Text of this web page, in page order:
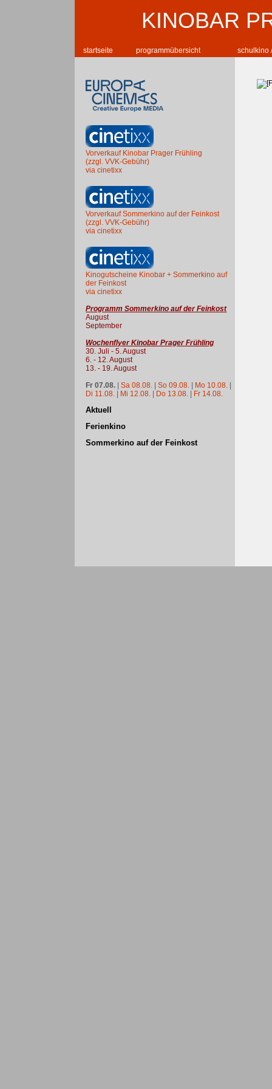
KINOBAR
startseite programmübersicht schulkino
Vorverkauf Kinobar Prager Frühling
(zzgl. VVK-Gebühr)
via cinetixx
Vorverkauf Sommerkino auf der Feinkost
(zzgl. VVK-Gebühr)
via cinetixx
Kinogutscheine Kinobar + Sommerkino auf
der Feinkost
via cinetixx
Programm Sommerkino auf der Feinkost
August
September
Wochenflyer Kinobar Prager Frühling
30. Juli - 5. August
6. - 12. August
13. - 19. August
Fr 07.08. |Sa 08.08. |So 09.08. | Mo 10.08. |
Di 11.08. | Mi 12.08. | Do 13.08. | Fr 14.08.
Aktuell
Ferienkino
Sommerkino auf der Feinkost